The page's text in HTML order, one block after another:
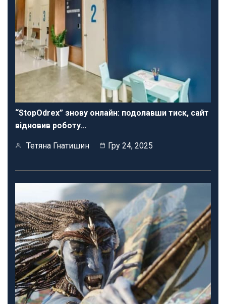
“StopOdrex” знову онлайн: подолавши тиск, сайт
відновив роботу…
Тетяна Гнатишин Гру 24, 2025